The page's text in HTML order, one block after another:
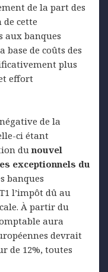
de la part des
de cette
aux banques
base de coûts des
plus
effort
de la
ci étant
dunouvel
exceptionnels du
banques
l’impôt dû au
À partir du
aura
devrait
de 12%, toutes